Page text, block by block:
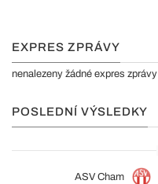
EXPRES ZPRÁVY
nenalezeny žádné expres zprávy
POSLEDNÍ VÝSLEDKY
ASV Cham